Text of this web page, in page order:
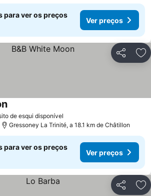
para ver os preços
Ver preços
Partilhar
de esqui disponível
Gressoney La Trinité, a 18.1 km de Châtillon
para ver os preços
Ver preços
Partilhar